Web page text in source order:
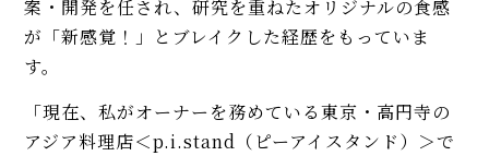
案・開発を任され、研究を重ねたオリジナルの食感
が「新感覚！」とブレイクした経歴をもっていま
す。
「現在、私がオーナーを務めている東京・高円寺の
アジア料理店＜p.i.stand（ピーアイスタンド）＞で